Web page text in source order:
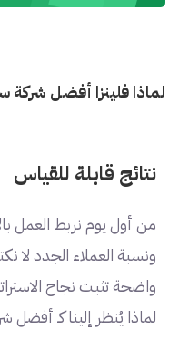
لماذا فلينزا أفضل
نتائج قابلة للقياس
من أول يوم نربط العمل
ونسبة العملاء الجدد لا
واضحة تثبت نجاح
لماذا يُنظر إلينا كـ